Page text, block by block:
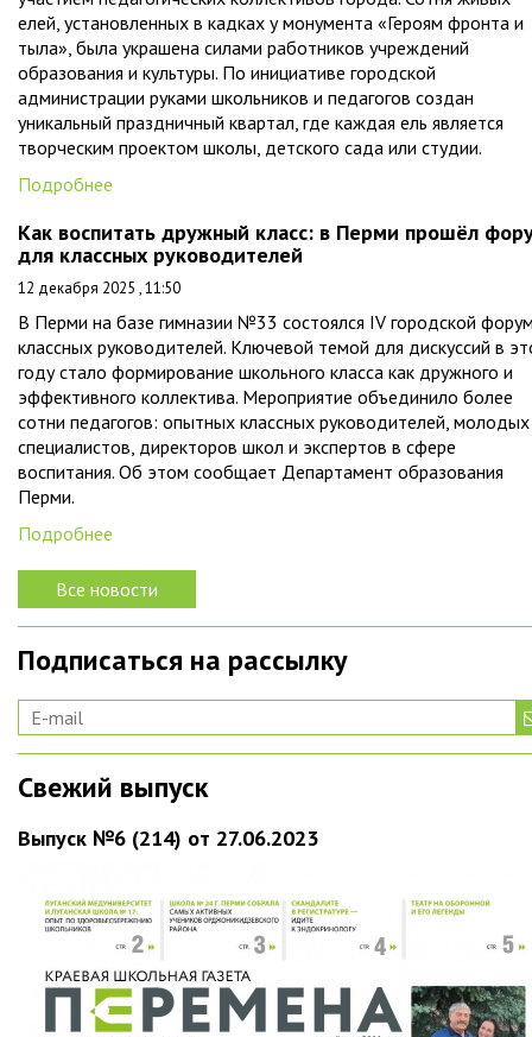
елей, установленных в кадках у монумента «Героям фронта и
тыла», была украшена силами работников учреждений
образования и культуры. По инициативе городской
администрации руками школьников и педагогов создан
уникальный праздничный квартал, где каждая ель является
творческим проектом школы, детского сада или студии.
Подробнее
Как воспитать дружный класс: в Перми прошёл
для классных руководителей
12 декабря 2025 , 11:50
В Перми на базе гимназии №33 состоялся IV городской
классных руководителей. Ключевой темой для дискуссий в
году стало формирование школьного класса как дружного и
эффективного коллектива. Мероприятие объединило более
сотни педагогов: опытных классных руководителей, молодых
специалистов, директоров школ и экспертов в сфере
воспитания. Об этом сообщает Департамент образования
Перми.
Подробнее
Все новости
Подписаться на рассылку
Свежий выпуск
Выпуск №6 (214) от 27.06.2023